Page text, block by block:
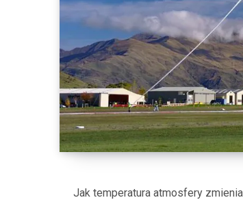
Jak temperatura atmosfery